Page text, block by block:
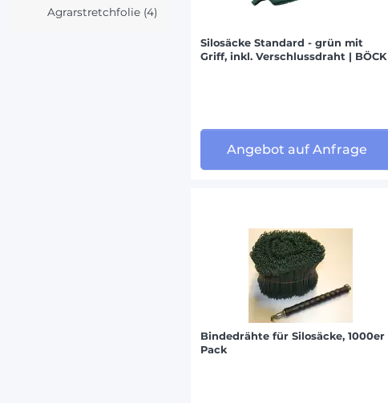
Agrarstretchfolie (4)
Silosäcke Standard - grün mit
Griff, inkl. Verschlussdraht | BÖCK
Angebot auf Anfrage
Bindedrähte für Silosäcke, 1000er
Pack